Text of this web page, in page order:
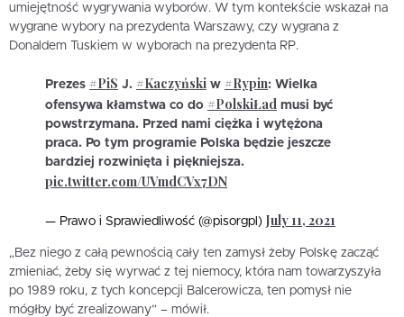
umiejętność wygrywania wyborów. W tym kontekście wskazał na
wygrane wybory na prezydenta Warszawy, czy wygrana z
Donaldem Tuskiem w wyborach na prezydenta RP.
Prezes #PiS J. #Kaczyński w #Rypin: Wielka
ofensywa kłamstwa co do #PolskiŁad musi być
powstrzymana. Przed nami ciężka i wytężona
praca. Po tym programie Polska będzie jeszcze
bardziej rozwinięta i piękniejsza.
pic.twitter.com/UVmdCVx7DN
— Prawo i Sprawiedliwość (@pisorgpl) July 11, 2021
„Bez niego z całą pewnością cały ten zamysł żeby Polskę zacząć
zmieniać, żeby się wyrwać z tej niemocy, która nam towarzyszyła
po 1989 roku, z tych koncepcji Balcerowicza, ten pomysł nie
mógłby być zrealizowany” – mówił.